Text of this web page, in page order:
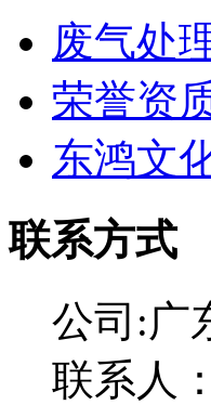
废气处
荣誉资
东鸿文
联系方式
公司:广
联系人